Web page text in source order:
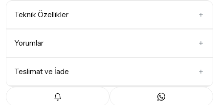
Teknik Özellikler
Klavye Ağacı
Yorumlar
Teslimat ve İade
Teslimat Koşulları